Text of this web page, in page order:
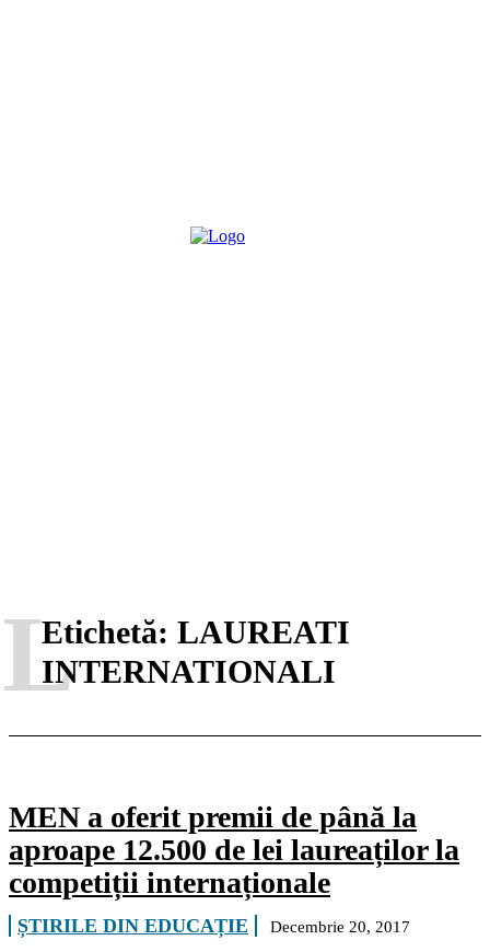
Etichetă: LAUREATI
INTERNATIONALI
L
MEN a oferit premii de până la
aproape 12.500 de lei laureaților la
competiții internaționale
ȘTIRILE DIN EDUCAȚIE Decembrie 20, 2017